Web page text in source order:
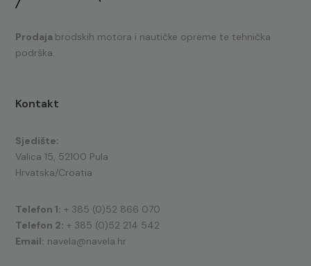
Prodaja brodskih motora i nautičke opreme te tehnička
podrška.
Kontakt
Sjedište:
Valica 15, 52100 Pula
Hrvatska/Croatia
Telefon 1: + 385 (0)52 866 070
Telefon 2: + 385 (0)52 214 542
Email: navela@navela.hr